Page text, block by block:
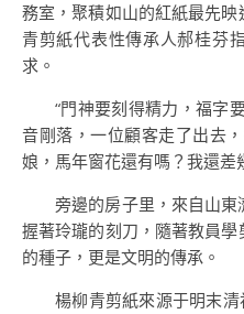
務室，聚積如山的紅紙最先
青剪紙代表性傳承人郝桂芬
求。
“門神要刻得精力，福字
音剛落，一位顧客走了出去
娘，馬年窗花還有嗎？我還差
旁邊的房子里，來自山東
握著玲瓏的刻刀，隨著教員
的種子，更是文明的傳承。
楊柳青剪紙來源于明末